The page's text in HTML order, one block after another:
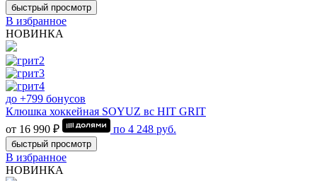
быстрый просмотр
В избранное
НОВИНКА
до +799 бонусов
Клюшка хоккейная SOYUZ вс HIT GRIT
от 16 990 ₽
по 4 248 руб.
быстрый просмотр
В избранное
НОВИНКА